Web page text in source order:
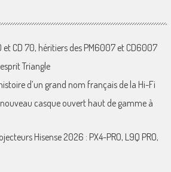
et CD 70, héritiers des PM6007 et CD6007
Triangle
d’un grand nom français de la Hi-Fi
nouveau casque ouvert haut de gamme à
Hisense 2026 : PX4-PRO, L9Q PRO,